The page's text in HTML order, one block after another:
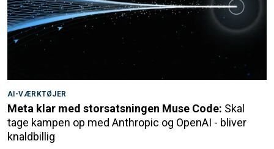
AI-VÆRKTØJER
Meta klar med storsatsningen Muse Code: Skal
tage kampen op med Anthropic og OpenAI - bliver
knaldbillig